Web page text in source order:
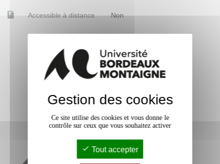
Accessible à distance Non
Gestion des cookies
Ce site utilise des cookies et vous donne le
contrôle sur ceux que vous souhaitez activer
Tout accepter